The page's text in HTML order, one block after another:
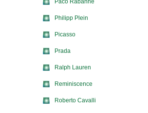
Paco Rabanne
Philipp Plein
Picasso
Prada
Ralph Lauren
Reminiscence
Roberto Cavalli